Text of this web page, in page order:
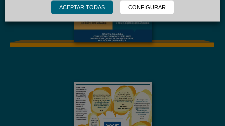
MATERIAL GRÁFICO
Convención
Internacional sobre
los Derechos de las
Personas con
Discapacidad
ACEPTAR TODAS CONFIGURAR